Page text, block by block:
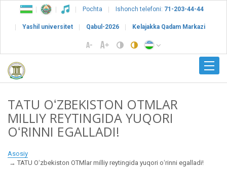
Pochta Ishonch telefoni: 71-203-44-44
Yashil universitet Qabul-2026 Kelajakka Qadam Markazi
TATU OʻZBEKISTON OTMLAR
MILLIY REYTINGIDA YUQORI
OʻRINNI EGALLADI!
Asosiy
TATU Oʻzbekiston OTMlar milliy reytingida yuqori oʻrinni egalladi!